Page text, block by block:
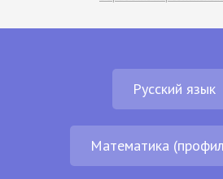
Русский язык
Математика